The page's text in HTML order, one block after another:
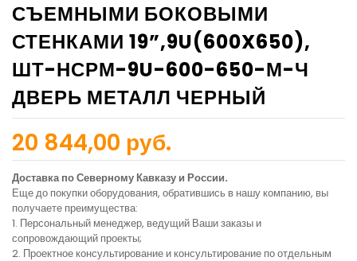
СЪЕМНЫМИ БОКОВЫМИ
СТЕНКАМИ 19”,9U(600X650),
ШТ-НСРМ-9U-600-650-М-Ч
ДВЕРЬ МЕТАЛЛ ЧЕРНЫЙ
20 844,00 руб.
Доставка по Северному Кавказу и России.
Еще до покупки оборудования, обратившись в нашу компанию, вы
получаете преимущества:
1. Персональный менеджер, ведущий Ваши заказы и
сопровождающий проекты;
2. Проектное консультирование и консультирование по отдельным